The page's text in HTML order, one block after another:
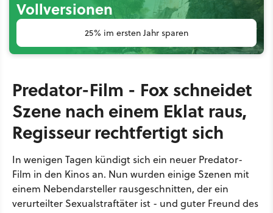
Vollversionen
25% im ersten Jahr sparen
Predator-Film - Fox schneidet
Szene nach einem Eklat raus,
Regisseur rechtfertigt sich
In wenigen Tagen kündigt sich ein neuer Predator-
Film in den Kinos an. Nun wurden einige Szenen mit
einem Nebendarsteller rausgeschnitten, der ein
verurteilter Sexualstraftäter ist - und guter Freund des